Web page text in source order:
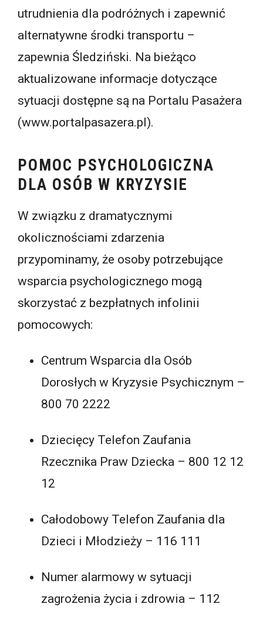
utrudnienia dla podróżnych i zapewnić
alternatywne środki transportu –
zapewnia Śledziński. Na bieżąco
aktualizowane informacje dotyczące
sytuacji dostępne są na Portalu Pasażera
(www.portalpasazera.pl).
POMOC PSYCHOLOGICZNA
DLA OSÓB W KRYZYSIE
W związku z dramatycznymi
okolicznościami zdarzenia
przypominamy, że osoby potrzebujące
wsparcia psychologicznego mogą
skorzystać z bezpłatnych infolinii
pomocowych:
Centrum Wsparcia dla Osób
Dorosłych w Kryzysie Psychicznym –
800 70 2222
Dziecięcy Telefon Zaufania
Rzecznika Praw Dziecka – 800 12 12
12
Całodobowy Telefon Zaufania dla
Dzieci i Młodzieży – 116 111
Numer alarmowy w sytuacji
zagrożenia życia i zdrowia – 112